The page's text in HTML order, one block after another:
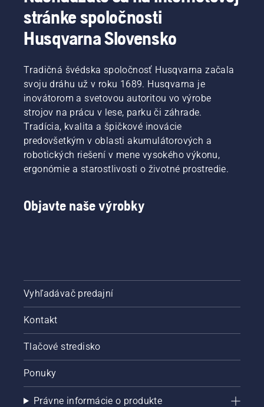
XP®
Mark III.
Arvidsson
Leijon
predstavia
niektoré
z
hlavných
vylepšení.
stránke spoločnosti
Husqvarna Slovensko
Tradičná švédska spoločnosť Husqvarna začala
svoju dráhu už v roku 1689. Husqvarna je
inovátorom a svetovou autoritou vo výrobe
strojov na prácu v lese, parku či záhrade.
Tradícia, kvalita a špičkové inovácie
predovšetkým v oblasti akumulátorových a
robotických riešení v mene vysokého výkonu,
ergonómie a starostlivosti o životné prostredie.
Objavte naše výrobky
Vyhľadávač predajní
Kontakt
Tlačové stredisko
Ponuky
Právne informácie o produkte